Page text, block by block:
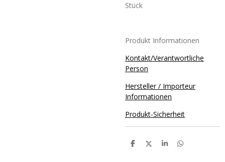
Stück
Produkt Informationen
Kontakt/Verantwortliche
Person
Hersteller / Importeur
Informationen
Produkt-Sicherheit
T
T
T
T